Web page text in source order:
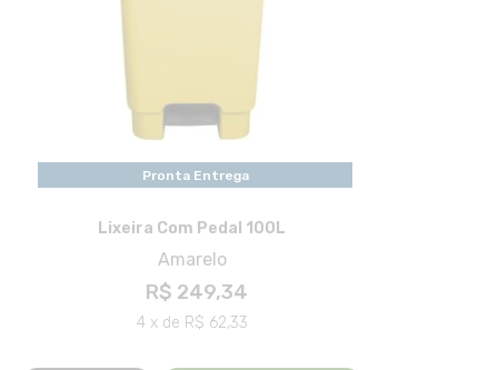
Pronta Entrega
Lixeira Com Pedal 100L
Amarelo
R$ 249,34
4 x de R$ 62,33